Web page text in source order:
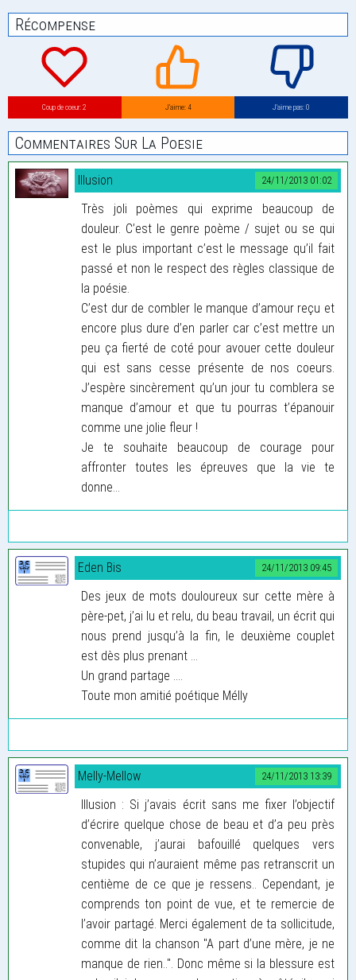
Récompense
Coup de coeur: 2 J’aime: 4 J’aime pas: 0
Commentaires Sur La Poesie
24/11/2013 01:02
Illusion
Très joli poèmes qui exprime beaucoup de
douleur. C’est le genre poème / sujet ou se qui
est le plus important c’est le message qu’il fait
passé et non le respect des règles classique de
la poésie.
C’est dur de combler le manque d’amour reçu et
encore plus dure d’en parler car c’est mettre un
peu ça fierté de coté pour avouer cette douleur
qui est sans cesse présente de nos coeurs.
J’espère sincèrement qu’un jour tu comblera se
manque d’amour et que tu pourras t’épanouir
comme une jolie fleur !
Je te souhaite beaucoup de courage pour
affronter toutes les épreuves que la vie te
donne...
24/11/2013 09:45
Eden Bis
Des jeux de mots douloureux sur cette mère à
père-pet, j’ai lu et relu, du beau travail, un écrit qui
nous prend jusqu’à la fin, le deuxième couplet
est dès plus prenant ...
Un grand partage ....
Toute mon amitié poétique Mélly
24/11/2013 13:39
Melly-Mellow
Illusion : Si j’avais écrit sans me fixer l’objectif
d’écrire quelque chose de beau et d’a peu près
convenable, j’aurai bafouillé quelques vers
stupides qui n’auraient même pas retranscrit un
centième de ce que je ressens.. Cependant, je
comprends ton point de vue, et te remercie de
l’avoir partagé. Merci également de ta sollicitude,
comme dit la chanson "A part d’une mère, je ne
manque de rien..". Donc même si la blessure est